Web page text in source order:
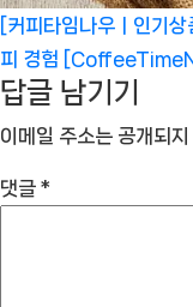
[커피타임나우ㅣ인기
피 경험
답글 남기기
이메일 주소는 공개되지
댓글 *